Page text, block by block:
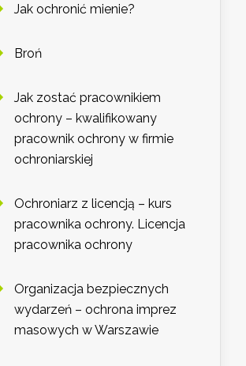
Jak ochronić mienie?
Broń
Jak zostać pracownikiem
ochrony – kwalifikowany
pracownik ochrony w firmie
ochroniarskiej
Ochroniarz z licencją – kurs
pracownika ochrony. Licencja
pracownika ochrony
Organizacja bezpiecznych
wydarzeń – ochrona imprez
masowych w Warszawie